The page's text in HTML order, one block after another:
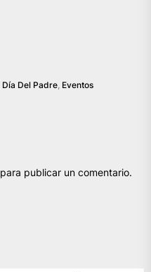
Día Del Padre Eventos
para publicar un comentario.